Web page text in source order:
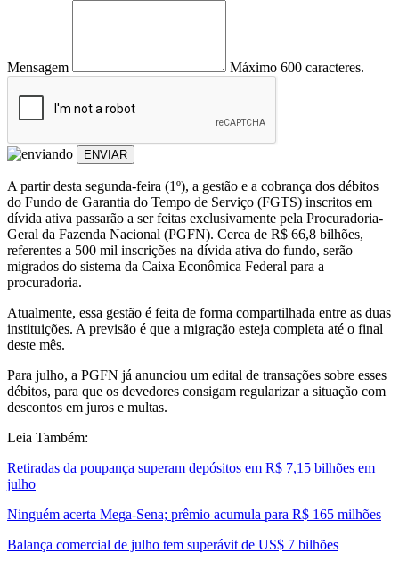
Mensagem Máximo 600 caracteres.
ENVIAR
A partir desta segunda-feira (1º), a gestão e a cobrança dos débitos
do Fundo de Garantia do Tempo de Serviço (FGTS) inscritos em
dívida ativa passarão a ser feitas exclusivamente pela Procuradoria-
Geral da Fazenda Nacional (PGFN). Cerca de R$ 66,8 bilhões,
referentes a 500 mil inscrições na dívida ativa do fundo, serão
migrados do sistema da Caixa Econômica Federal para a
procuradoria.
Atualmente, essa gestão é feita de forma compartilhada entre as duas
instituições. A previsão é que a migração esteja completa até o final
deste mês.
Para julho, a PGFN já anunciou um edital de transações sobre esses
débitos, para que os devedores consigam regularizar a situação com
descontos em juros e multas.
Leia Também:
Retiradas da poupança superam depósitos em R$ 7,15 bilhões em
julho
Ninguém acerta Mega-Sena; prêmio acumula para R$ 165 milhões
Balança comercial de julho tem superávit de US$ 7 bilhões